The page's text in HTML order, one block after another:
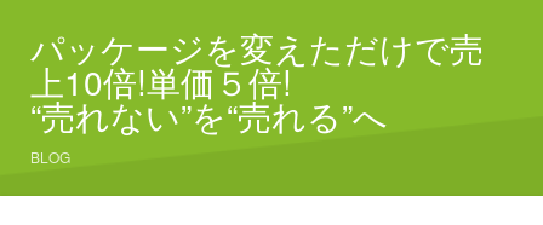
パッケージを変えただけで売
上10倍!単価５倍!
“売れない”を“売れる”へ
BLOG